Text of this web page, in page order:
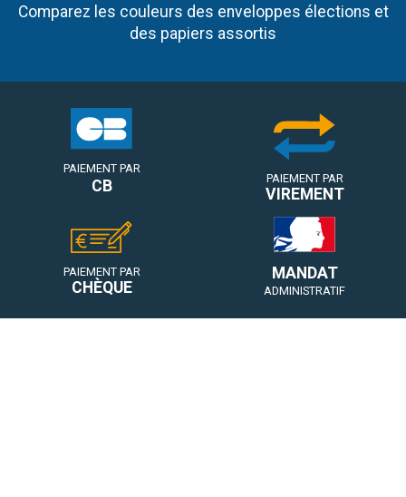
Comparez les couleurs des enveloppes élections et
des papiers assortis
PAIEMENT PAR
CB PAIEMENT PAR
VIREMENT
PAIEMENT PAR
CHÈQUE
MANDAT
ADMINISTRATIF